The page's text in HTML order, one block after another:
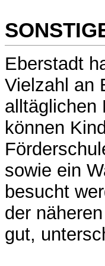
Eberstadt
Vielzahl an
alltäglichen
können
sowie ein
besucht
der
gut,